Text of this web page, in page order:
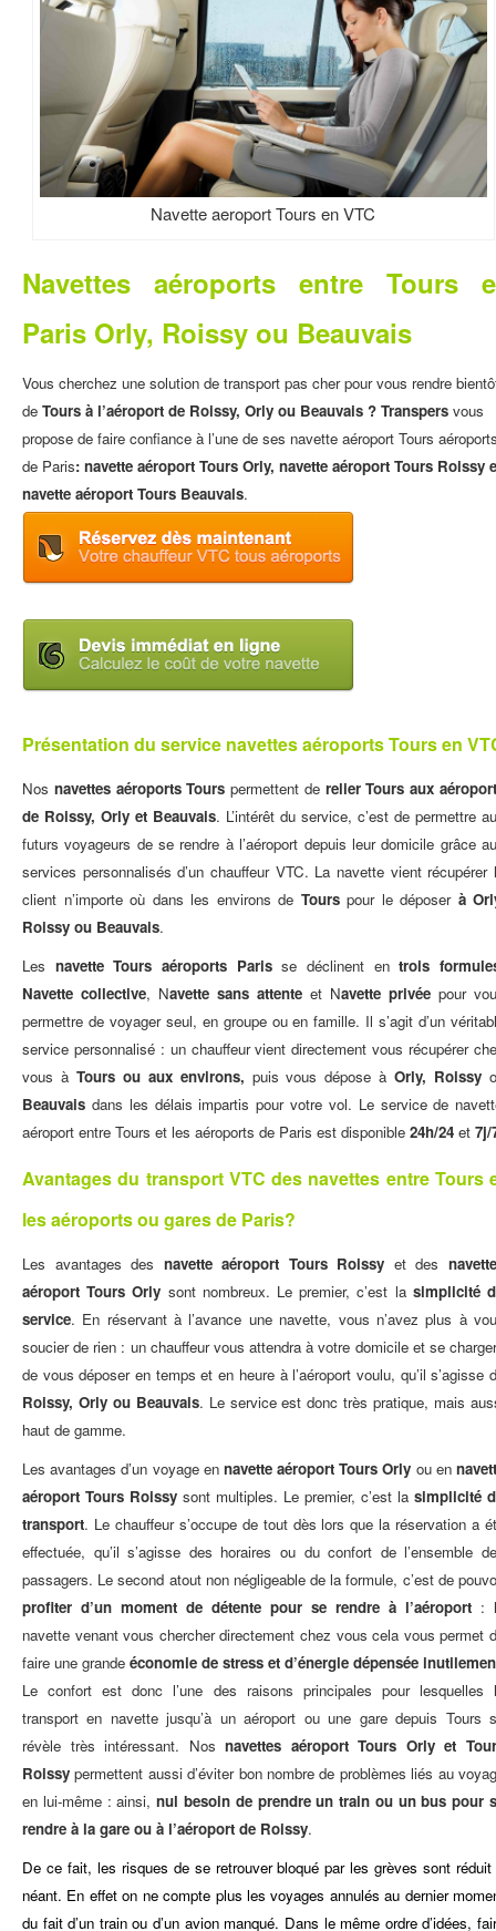
Navette aeroport Tours en VTC
Navettes aéroports entre Tours
Paris Orly, Roissy ou Beauvais
Vous cherchez une solution de transport pas cher pour vous rendre
de Tours à l’aéroport de Roissy, Orly ou Beauvais ? Transpers vous
propose de faire confiance à l’une de ses navette aéroport Tours
de Paris: navette aéroport Tours Orly, navette aéroport Tours Roissy
navette aéroport Tours Beauvais.
Présentation du service navettes aéroports Tours en
Nos navettes aéroports Tours permettent de relier Tours aux
de Roissy, Orly et Beauvais. L’intérêt du service, c’est de permettre
futurs voyageurs de se rendre à l’aéroport depuis leur domicile grâce
services personnalisés d’un chauffeur VTC. La navette vient récupérer
client n’importe où dans les environs de Tours pour le déposerà
Roissy ou Beauvais.
Les navette Tours aéroports Parisse déclinent entrois
Navette collective, Navette sans attente et Navette privée pour
permettre de voyager seul, en groupe ou en famille. Il s’agit d’un
service personnalisé : un chauffeur vient directement vous récupérer
vous à Tours ou aux environs, puis vous dépose à Orly, Roissy
Beauvais dans les délais impartis pour votre vol. Le service de
aéroport entre Tours et les aéroports de Paris est disponible 24h/24 et 7j/
Avantages du transport VTC des navettes entre Tours
les aéroports ou gares de Paris?
Les avantages des navette aéroport Tours Roissy et des
aéroport Tours Orly sont nombreux. Le premier, c’est la simplicité
service. En réservant à l’avance une navette, vous n’avez plus à
soucier de rien : un chauffeur vous attendra à votre domicile et se
de vous déposer en temps et en heure à l’aéroport voulu, qu’il s’agisse
Roissy, Orly ou Beauvais. Le service est donc très pratique, mais
haut de gamme.
Les avantages d’un voyage ennavette aéroport Tours Orly ou en
aéroport Tours Roissy sont multiples. Le premier, c’est la simplicité
transport. Le chauffeur s’occupe de tout dès lors que la réservation a
effectuée, qu’il s’agisse des horaires ou du confort de l’ensemble
passagers. Le second atout non négligeable de la formule, c’est de
profiter d’un moment de détente pour se rendre à l’aéroport :
navette venant vous chercher directement chez vous cela vous permet
faire une grande économie de stress et d’énergie dépensée
Le confort est donc l’une des raisons principales pour lesquelles
transport en navette jusqu’à un aéroport ou une gare depuis Tours
révèle très intéressant. Nosnavettes aéroport Tours Orly et
Roissy permettent aussi d’éviter bon nombre de problèmes liés au
en lui-même : ainsi,nul besoin de prendre un train ou un bus pour
rendre à la gare ou à l’aéroport de Roissy.
De ce fait, les risques de se retrouver bloqué par les grèves sont réduit
néant. En effet on ne compte plus les voyages annulés au dernier
du fait d’un train ou d’un avion manqué. Dans le même ordre d’idées,